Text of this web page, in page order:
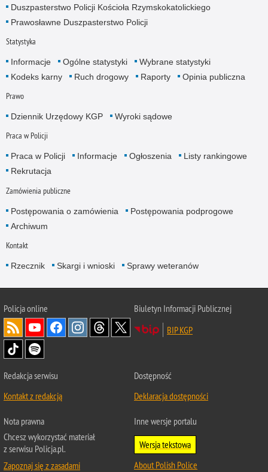
Duszpasterstwo Policji Kościoła Rzymskokatolickiego
Prawosławne Duszpasterstwo Policji
Statystyka
Informacje Ogólne statystyki
Wybrane statystyki
Kodeks karny
Ruch drogowy Raporty Opinia publiczna
Prawo
Dziennik Urzędowy KGP Wyroki sądowe
Praca w Policji
Praca w Policji Informacje Ogłoszenia
Listy rankingowe
Rekrutacja
Zamówienia publiczne
Postępowania o zamówienia
Postępowania podprogowe
Archiwum
Kontakt
Rzecznik Skargi i wnioski Sprawy weteranów
Policjaonline
Biuletyn Informacji Publicznej
BIP KGP
Redakcja serwisu
Kontakt z redakcją
Dostępność
Deklaracja dostępności
Nota prawna
Chcesz wykorzystać materiał
z serwisu Policja.pl.
Zapoznaj się z zasadami
Inne wersje portalu
Wersja tekstowa
About Polish Police